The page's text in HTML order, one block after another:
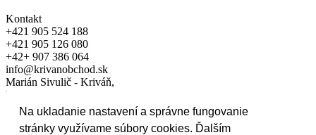
Na ukladanie nastavení a správne fungovanie
stránky využívame súbory cookies. Ďalším
Kontakt
+421 905 524 188
+421 905 126 080
+42+ 907 386 064
info@krivanobchod.sk
Marián Sivulič - Kriváň,
Hlavná 136, 080 01 Prešov
DIČ: 1020739258